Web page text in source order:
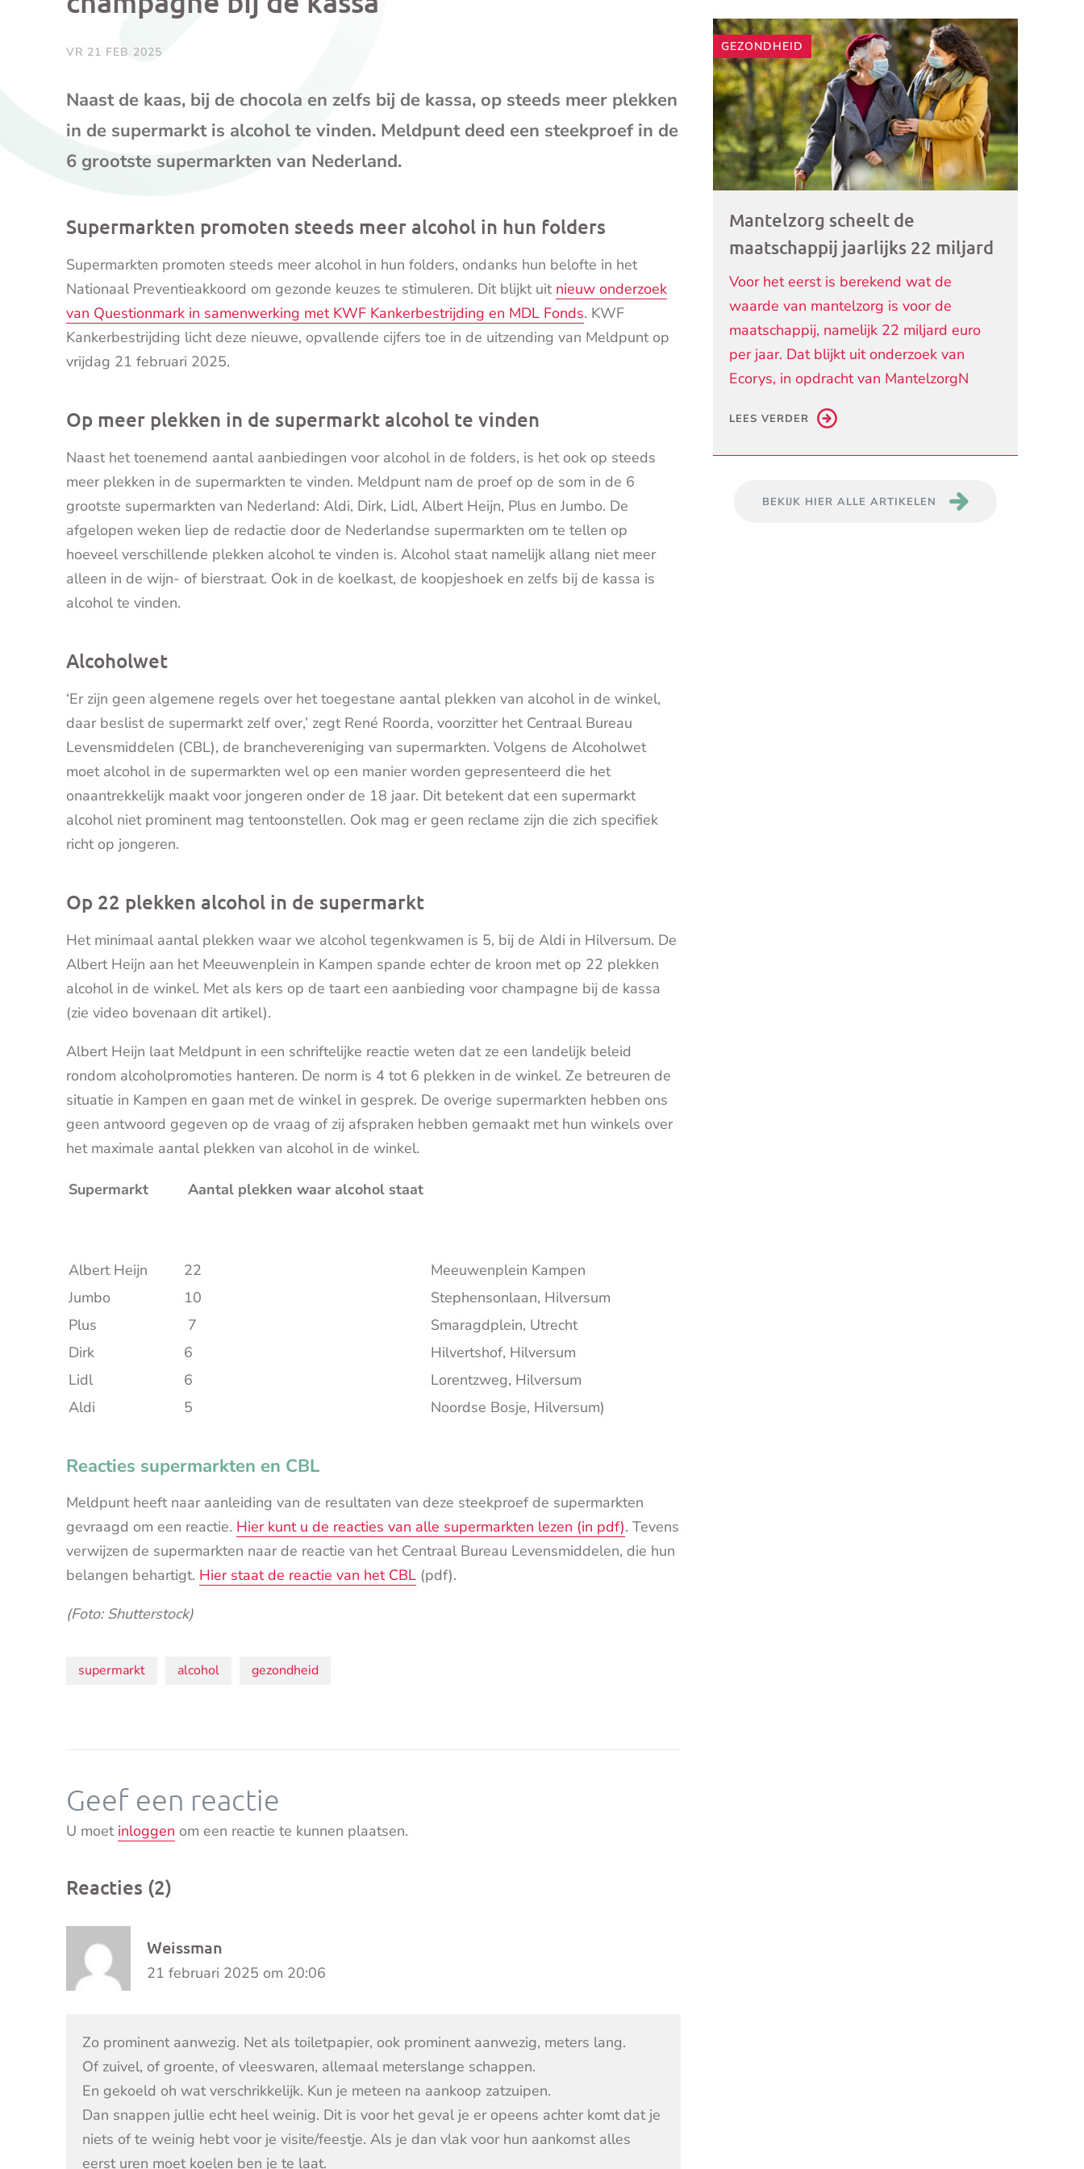
(opent
mailprogramma)
VR 21 FEB 2025
Naast de kaas, bij de chocola en zelfs bij de kassa, op steeds meer plekken
in de supermarkt is alcohol te vinden. Meldpunt deed een steekproef in de
6 grootste supermarkten van Nederland.
Supermarkten promoten steeds meer alcohol in hun folders
Supermarkten promoten steeds meer alcohol in hun folders, ondanks hun belofte in het
Nationaal Preventieakkoord om gezonde keuzes te stimuleren. Dit blijkt uit nieuw onderzoek
van Questionmark in samenwerking met KWF Kankerbestrijding en MDL Fonds. KWF
Kankerbestrijding licht deze nieuwe, opvallende cijfers toe in de uitzending van Meldpunt op
vrijdag 21 februari 2025.
Op meer plekken in de supermarkt alcohol te vinden
Naast het toenemend aantal aanbiedingen voor alcohol in de folders, is het ook op steeds
meer plekken in de supermarkten te vinden. Meldpunt nam de proef op de som in de 6
grootste supermarkten van Nederland: Aldi, Dirk, Lidl, Albert Heijn, Plus en Jumbo. De
afgelopen weken liep de redactie door de Nederlandse supermarkten om te tellen op
hoeveel verschillende plekken alcohol te vinden is. Alcohol staat namelijk allang niet meer
alleen in de wijn- of bierstraat. Ook in de koelkast, de koopjeshoek en zelfs bij de kassa is
alcohol te vinden.
Alcoholwet
‘Er zijn geen algemene regels over het toegestane aantal plekken van alcohol in de winkel,
daar beslist de supermarkt zelf over,’ zegt René Roorda, voorzitter het Centraal Bureau
Levensmiddelen (CBL), de branchevereniging van supermarkten. Volgens de Alcoholwet
moet alcohol in de supermarkten wel op een manier worden gepresenteerd die het
onaantrekkelijk maakt voor jongeren onder de 18 jaar. Dit betekent dat een supermarkt
alcohol niet prominent mag tentoonstellen. Ook mag er geen reclame zijn die zich specifiek
richt op jongeren.
Op 22 plekken alcohol in de supermarkt
Het minimaal aantal plekken waar we alcohol tegenkwamen is 5, bij de Aldi in Hilversum. De
Albert Heijn aan het Meeuwenplein in Kampen spande echter de kroon met op 22 plekken
alcohol in de winkel. Met als kers op de taart een aanbieding voor champagne bij de kassa
(zie video bovenaan dit artikel).
Albert Heijn laat Meldpunt in een schriftelijke reactie weten dat ze een landelijk beleid
rondom alcoholpromoties hanteren. De norm is 4 tot 6 plekken in de winkel. Ze betreuren de
situatie in Kampen en gaan met de winkel in gesprek. De overige supermarkten hebben ons
geen antwoord gegeven op de vraag of zij afspraken hebben gemaakt met hun winkels over
het maximale aantal plekken van alcohol in de winkel.
Supermarkt Aantal plekken waar alcohol staat
Albert Heijn 22
Meeuwenplein Kampen
Jumbo
10
Stephensonlaan, Hilversum
Plus
7
Smaragdplein, Utrecht
Dirk
6
Hilvertshof, Hilversum
Lidl
6
Lorentzweg, Hilversum
Aldi
5 Noordse Bosje, Hilversum)
Reacties supermarkten en CBL
Meldpunt heeft naar aanleiding van de resultaten van deze steekproef de supermarkten
gevraagd om een reactie. Hier kunt u de reacties van alle supermarkten lezen (in pdf). Tevens
verwijzen de supermarkten naar de reactie van het Centraal Bureau Levensmiddelen, die hun
belangen behartigt. Hier staat de reactie van het CBL (pdf).
(Foto: Shutterstock)
Onderwerpen:
supermarkt alcohol gezondheid
Geef een reactie
U moet inloggen om een reactie te kunnen plaatsen.
Reacties (2)
Weissman
21 februari 2025 om 20:06
Zo prominent aanwezig. Net als toiletpapier, ook prominent aanwezig, meters lang.
Of zuivel, of groente, of vleeswaren, allemaal meterslange schappen.
En gekoeld oh wat verschrikkelijk. Kun je meteen na aankoop zatzuipen.
Dan snappen jullie echt heel weinig. Dit is voor het geval je er opeens achter komt dat je
niets of te weinig hebt voor je visite/feestje. Als je dan vlak voor hun aankomst alles
eerst uren moet koelen ben je te laat.
GEZONDHEID
Mantelzorg scheelt de
maatschappij jaarlijks 22 miljard
Voor het eerst is berekend wat de
waarde van mantelzorg is voor de
maatschappij, namelijk 22 miljard euro
per jaar. Dat blijkt uit onderzoek van
Ecorys, in opdracht van MantelzorgN
LEES VERDER
BEKIJK HIER ALLE ARTIKELEN